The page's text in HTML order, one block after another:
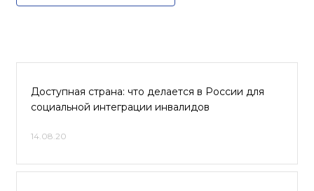
Доступная страна: что делается в России для
социальной интеграции инвалидов
14.08.20